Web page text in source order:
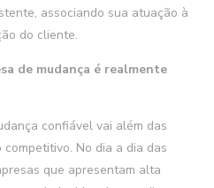
associando sua atuação à
do cliente.
de mudança é realmente
confiável vai além das
No dia a dia das
que apresentam alta